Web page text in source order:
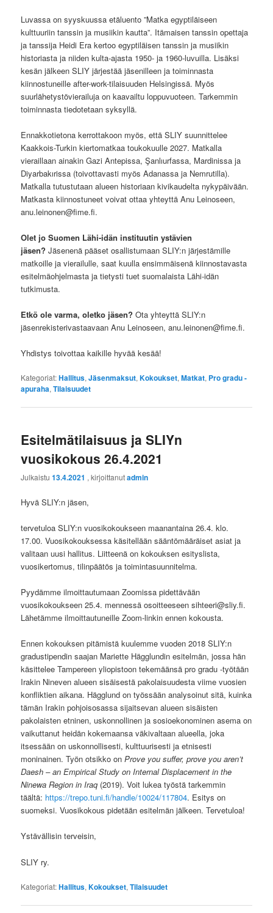
Luvassa on syyskuussa etäluento ”Matka egyptiläiseen
kulttuuriin tanssin ja musiikin kautta”. Itämaisen tanssin opettaja
ja tanssija Heidi Era kertoo egyptiläisen tanssin ja musiikin
historiasta ja niiden kulta-ajasta 1950- ja 1960-luvuilla. Lisäksi
kesän jälkeen SLIY järjestää jäsenilleen ja toiminnasta
kiinnostuneille after-work-tilaisuuden Helsingissä. Myös
suurlähetystövierailuja on kaavailtu loppuvuoteen. Tarkemmin
toiminnasta tiedotetaan syksyllä.
Ennakkotietona kerrottakoon myös, että SLIY suunnittelee
Kaakkois-Turkin kiertomatkaa toukokuulle 2027. Matkalla
vieraillaan ainakin Gazi Antepissa, Şanlıurfassa, Mardinissa ja
Diyarbakırissa (toivottavasti myös Adanassa ja Nemrutilla).
Matkalla tutustutaan alueen historiaan kivikaudelta nykypäivään.
Matkasta kiinnostuneet voivat ottaa yhteyttä Anu Leinoseen,
anu.leinonen@fime.fi.
Olet jo Suomen Lähi-idän instituutin ystävien
jäsen? Jäsenenä pääset osallistumaan SLIY:n järjestämille
matkoille ja vierailulle, saat kuulla ensimmäisenä kiinnostavasta
esitelmäohjelmasta ja tietysti tuet suomalaista Lähi-idän
tutkimusta.
Etkö ole varma, oletko jäsen? Ota yhteyttä SLIY:n
jäsenrekisterivastaavaan Anu Leinoseen, anu.leinonen@fime.fi.
Yhdistys toivottaa kaikille hyvää kesää!
Kategoriat:Hallitus,Jäsenmaksut,Kokoukset,Matkat, Pro gradu -
apuraha,Tilaisuudet
Esitelmätilaisuus ja SLIYn
vuosikokous 26.4.2021
Julkaistu13.4.2021 , kirjoittanutadmin
Hyvä SLIY:n jäsen,
tervetuloa SLIY:n vuosikokoukseen maanantaina 26.4. klo.
17.00. Vuosikokouksessa käsitellään sääntömääräiset asiat ja
valitaan uusi hallitus. Liitteenä on kokouksen esityslista,
vuosikertomus, tilinpäätös ja toimintasuunnitelma.
Pyydämme ilmoittautumaan Zoomissa pidettävään
vuosikokoukseen 25.4. mennessä osoitteeseen sihteeri@sliy.fi.
Lähetämme ilmoittautuneille Zoom-linkin ennen kokousta.
Ennen kokouksen pitämistä kuulemme vuoden 2018 SLIY:n
gradustipendin saajan Mariette Hägglundin esitelmän, jossa hän
käsittelee Tampereen yliopistoon tekemäänsä pro gradu -työtään
Irakin Nineven alueen sisäisestä pakolaisuudesta viime vuosien
konfliktien aikana. Hägglund on työssään analysoinut sitä, kuinka
tämän Irakin pohjoisosassa sijaitsevan alueen sisäisten
pakolaisten etninen, uskonnollinen ja sosioekonominen asema on
vaikuttanut heidän kokemaansa väkivaltaan alueella, joka
itsessään on uskonnollisesti, kulttuurisesti ja etnisesti
moninainen. Työn otsikko onProve you suffer, prove you aren’t
Daesh – an Empirical Study on Internal Displacement in the
Ninewa Region in Iraq (2019). Voit lukea työstä tarkemmin
täältä: https://trepo.tuni.fi/handle/10024/117804. Esitys on
suomeksi. Vuosikokous pidetään esitelmän jälkeen. Tervetuloa!
Ystävällisin terveisin,
SLIY ry.
Kategoriat:Hallitus,Kokoukset,Tilaisuudet